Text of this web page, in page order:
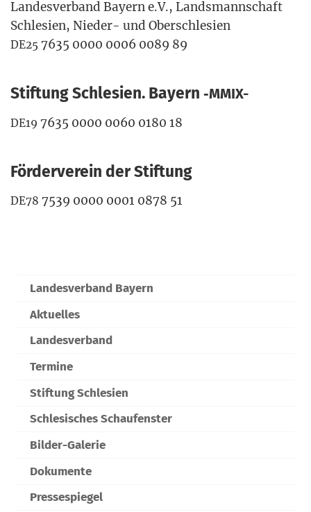
Lan­des­ver­band Bay­ern e.V., Lands­mann­schaft
Schle­si­en, Nie­der- und Ober­schle­si­en
DE25 7635 0000 0006 0089 89
Stiftung Schlesien. Bayern ‑MMIX-
DE19 7635 0000 0060 0180 18
Förderverein der Stiftung
DE78 7539 0000 0001 0878 51
Landesverband Bayern
Aktuelles
Landesverband
Termine
Stiftung Schlesien
Schlesisches Schaufenster
Bilder-Galerie
Dokumente
Pressespiegel